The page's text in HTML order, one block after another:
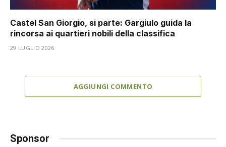
Castel San Giorgio, si parte: Gargiulo guida la
rincorsa ai quartieri nobili della classifica
29 LUGLIO 2026
AGGIUNGI COMMENTO
Sponsor